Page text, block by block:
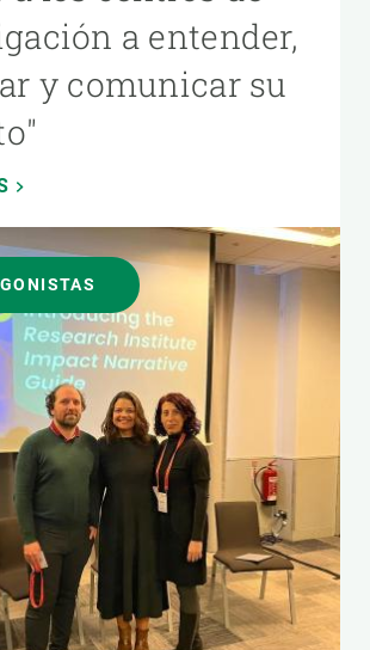
a entender,
y comunicar su